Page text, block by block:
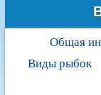
Общая
Виды рыбок